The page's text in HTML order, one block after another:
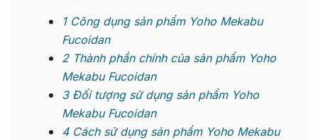
1Công dụng sản phẩm Yoho Mekabu
Fucoidan
2Thành phần chính của sản phẩm Yoho
Mekabu Fucoidan
3Đối tượng sử dụng sản phẩm Yoho
Mekabu Fucoidan
4Cách sử dụng sản phẩm Yoho Mekabu